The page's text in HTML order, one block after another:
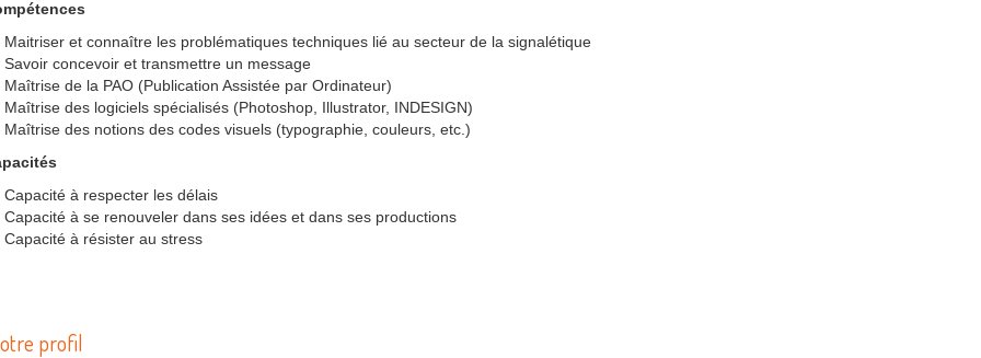
Maitriser et connaître les problématiques techniques lié au secteur de la signalétique
Savoir concevoir et transmettre un message
Maîtrise de la PAO (Publication Assistée par Ordinateur)
Maîtrise des logiciels spécialisés (Photoshop, Illustrator, INDESIGN)
Maîtrise des notions des codes visuels (typographie, couleurs, etc.)
Capacité à respecter les délais
Capacité à se renouveler dans ses idées et dans ses productions
Capacité à résister au stress
profil